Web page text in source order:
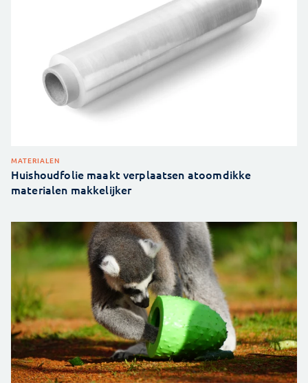
MATERIALEN
Huishoudfolie maakt verplaatsen atoomdikke
materialen makkelijker